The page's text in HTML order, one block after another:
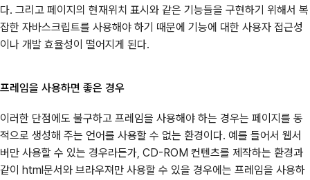
다. 그리고 페이지의 현재위치 표시와 같은 기능들을 구현하기 위해서 복
잡한 자바스크립트를 사용해야 하기 때문에 기능에 대한 사용자 접근성
이나 개발 효율성이 떨어지게 된다.
프레임을 사용하면 좋은 경우
이러한 단점에도 불구하고 프레임을 사용해야 하는 경우는 페이지를 동
적으로 생성해 주는 언어를 사용할 수 없는 환경이다. 예를 들어서 웹서
버만 사용할 수 있는 경우라든가, CD-ROM 컨텐츠를 제작하는 환경과
같이 html문서와 브라우져만 사용할 수 있을 경우에는 프레임을 사용하